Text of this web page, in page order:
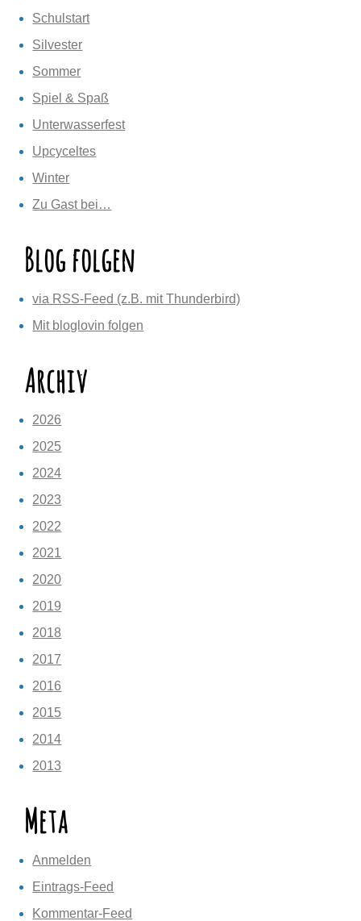
Schulstart
Silvester
Sommer
Spiel & Spaß
Unterwasserfest
Upcyceltes
Winter
Zu Gast bei…
Blog folgen
via RSS-Feed (z.B. mit Thunderbird)
Mit bloglovin folgen
Archiv
2026
2025
2024
2023
2022
2021
2020
2019
2018
2017
2016
2015
2014
2013
Meta
Anmelden
Eintrags-Feed
Kommentar-Feed